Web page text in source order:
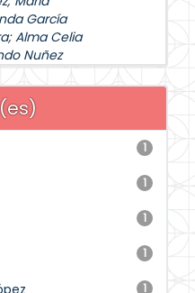
García
;Alma Celia
Nuñez
1
1
1
1
1